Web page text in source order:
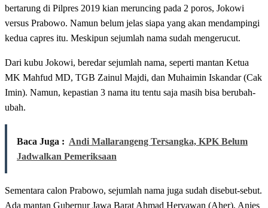
bertarung di Pilpres 2019 kian meruncing pada 2 poros, Jokowi
versus Prabowo. Namun belum jelas siapa yang akan mendampingi
kedua capres itu. Meskipun sejumlah nama sudah mengerucut.
Dari kubu Jokowi, beredar sejumlah nama, seperti mantan Ketua
MK Mahfud MD, TGB Zainul Majdi, dan Muhaimin Iskandar (Cak
Imin). Namun, kepastian 3 nama itu tentu saja masih bisa berubah-
ubah.
Baca Juga : Andi Mallarangeng Tersangka, KPK Belum
Jadwalkan Pemeriksaan
Sementara calon Prabowo, sejumlah nama juga sudah disebut-sebut.
Ada mantan Gubernur Jawa Barat Ahmad Heryawan (Aher), Anies